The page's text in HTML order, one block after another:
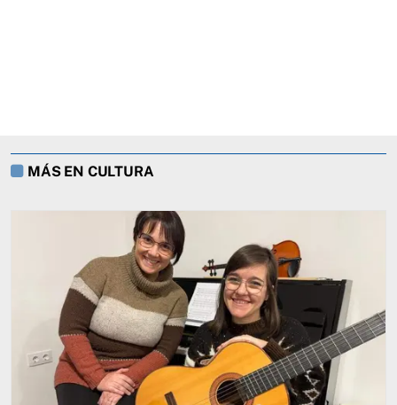
MÁS EN CULTURA